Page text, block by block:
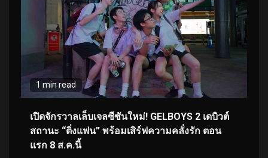
1 min read
เปิดจักรวาลเล็บเจลซีซันใหม่! GELBOYS 2 เดบิวต์
สถานะ “ติ่งแฟน” พร้อมเสิร์ฟความคลั่งรัก ตอน
แรก 8 ส.ค.นี้